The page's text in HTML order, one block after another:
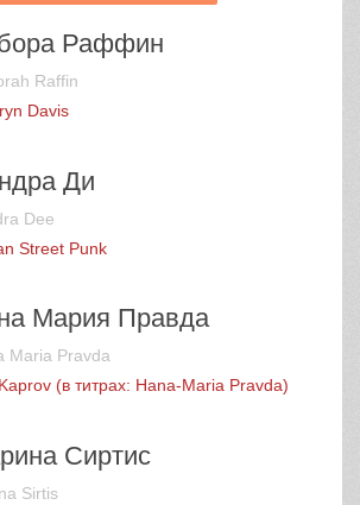
Раффин
Raffin
Davis
Ди
Dee
Street Punk
Мария Правда
Maria Pravda
(в титрах: Hana-Maria Pravda)
Сиртис
Sirtis